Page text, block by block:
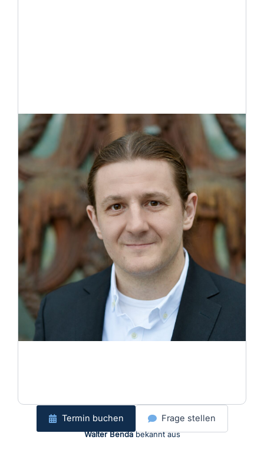
Termin buchen Frage stellen
Walter Bendabekannt aus